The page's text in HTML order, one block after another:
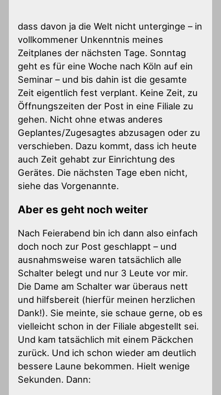
dass davon ja die Welt nicht unterginge – in
vollkommener Unkenntnis meines
Zeitplanes der nächsten Tage. Sonntag
geht es für eine Woche nach Köln auf ein
Seminar – und bis dahin ist die gesamte
Zeit eigentlich fest verplant. Keine Zeit, zu
Öffnungszeiten der Post in eine Filiale zu
gehen. Nicht ohne etwas anderes
Geplantes/Zugesagtes abzusagen oder zu
verschieben. Dazu kommt, dass ich heute
auch Zeit gehabt zur Einrichtung des
Gerätes. Die nächsten Tage eben nicht,
siehe das Vorgenannte.
Aber es geht noch weiter
Nach Feierabend bin ich dann also einfach
doch noch zur Post geschlappt – und
ausnahmsweise waren tatsächlich alle
Schalter belegt und nur 3 Leute vor mir.
Die Dame am Schalter war überaus nett
und hilfsbereit (hierfür meinen herzlichen
Dank!). Sie meinte, sie schaue gerne, ob es
vielleicht schon in der Filiale abgestellt sei.
Und kam tatsächlich mit einem Päckchen
zurück. Und ich schon wieder am deutlich
bessere Laune bekommen. Hielt wenige
Sekunden. Dann: